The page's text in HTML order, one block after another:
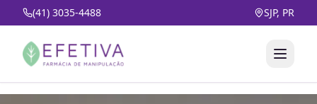
(41) 3035-4488 SJP, PR